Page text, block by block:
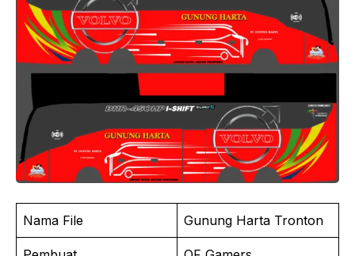
Nama File Gunung Harta Tronton